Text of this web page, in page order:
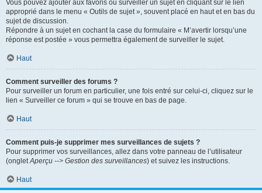
Vous pouvez ajouter aux favoris ou surveiller un sujet en cliquant sur le lien
approprié dans le menu « Outils de sujet », souvent placé en haut et en bas du
sujet de discussion.
Répondre à un sujet en cochant la case du formulaire « M’avertir lorsqu’une
réponse est postée » vous permettra également de surveiller le sujet.
Haut
Comment surveiller des forums ?
Pour surveiller un forum en particulier, une fois entré sur celui-ci, cliquez sur le
lien « Surveiller ce forum » qui se trouve en bas de page.
Haut
Comment puis-je supprimer mes surveillances de sujets ?
Pour supprimer vos surveillances, allez dans votre panneau de l’utilisateur
(ongletAperçu --> Gestion des surveillances) et suivez les instructions.
Haut